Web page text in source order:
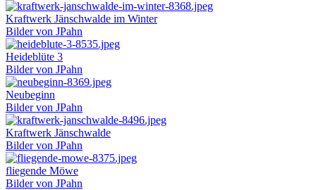
Kraftwerk Jänschwalde im Winter
Bilder von JPahn
Heideblüte 3
Bilder von JPahn
Neubeginn
Bilder von JPahn
Kraftwerk Jänschwalde
Bilder von JPahn
fliegende Möwe
Bilder von JPahn